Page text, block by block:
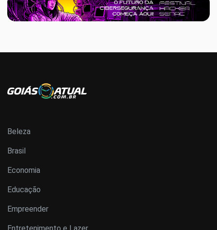
Beleza
Brasil
Economia
Educação
Empreender
Entretenimento e Lazer